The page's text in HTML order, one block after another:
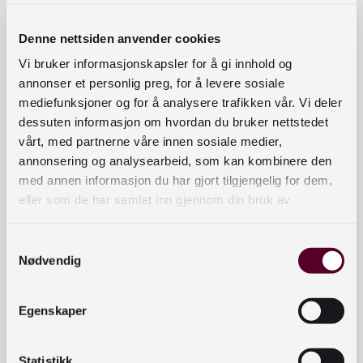
Denne nettsiden anvender cookies
Vi bruker informasjonskapsler for å gi innhold og
annonser et personlig preg, for å levere sosiale
mediefunksjoner og for å analysere trafikken vår. Vi deler
dessuten informasjon om hvordan du bruker nettstedet
vårt, med partnerne våre innen sosiale medier,
annonsering og analysearbeid, som kan kombinere den
med annen informasjon du har gjort tilgjengelig for dem,
eller som de har samlet inn gjennom din bruk av
Nødvendig
Egenskaper
registrerer og vedlikeholder alle relevante
data om biblioteket i BaseBibliotek
opererer i samsvar med etablert
fjernlånspraksis, se:Retningslinjer for fjernlån
for fag- og folkebibliotek
ikke utleverer passordet til noen utenfor
biblioteket
Dersom disse kravene ikke kan oppfylles, blir
opprette egne lånekort for institusjonen i hvert
enkelt bibliotek det bestilles fjernlån fra.
Utenlandske bibliotek kan få norsk
biblioteknummer ved behov. De kan enten be om
det selv eller et norsk bibliotek kan be om det.